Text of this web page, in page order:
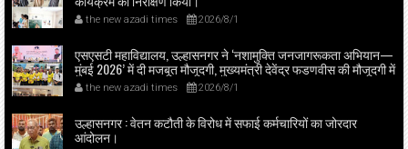
the new azadi times 2026/8/1
एसएसटी महाविद्यालय, उल्हासनगर ने ‘नशामुक्ति जनजागरूकता अभियान—
मुंबई 2026’ में दी मजबूत मौजूदगी, मुख्यमंत्री देवेंद्र फडणवीस की मौजूदगी में
मुंबई के एनएससीआई डोम में आयोजित शपथ ग्रहण समारोह का लाइव
प्रसारण उल्हासनगर में भी दिखाया गया; छात्रों ने प्रत्यक्ष व ऑनलाइन
हिस्सेदारी कर समाज में नशामुक्ति का संदेश फैलाया।
the new azadi times 2026/8/1
उल्हासनगर : वेतन कटौती के विरोध में सफाई कर्मचारियों का जोरदार
आंदोलन।